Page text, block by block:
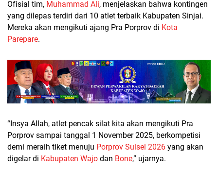
Ofisial tim, Muhammad Ali, menjelaskan bahwa kontingen
yang dilepas terdiri dari 10 atlet terbaik Kabupaten Sinjai.
Mereka akan mengikuti ajang Pra Porprov di Kota
Parepare.
“Insya Allah, atlet pencak silat kita akan mengikuti Pra
Porprov sampai tanggal 1 November 2025, berkompetisi
demi meraih tiket menuju Porprov Sulsel 2026 yang akan
digelar di Kabupaten Wajo dan Bone,” ujarnya.